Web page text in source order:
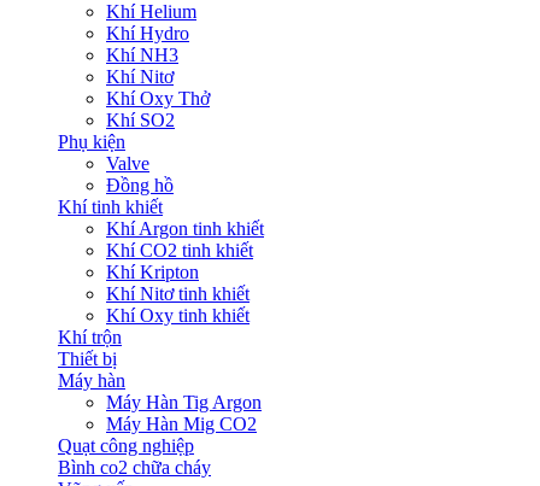
Khí Helium
Khí Hydro
Khí NH3
Khí Nitơ
Khí Oxy Thở
Khí SO2
Phụ kiện
Valve
Đồng hồ
Khí tinh khiết
Khí Argon tinh khiết
Khí CO2 tinh khiết
Khí Kripton
Khí Nitơ tinh khiết
Khí Oxy tinh khiết
Khí trộn
Thiết bị
Máy hàn
Máy Hàn Tig Argon
Máy Hàn Mig CO2
Quạt công nghiệp
Bình co2 chữa cháy